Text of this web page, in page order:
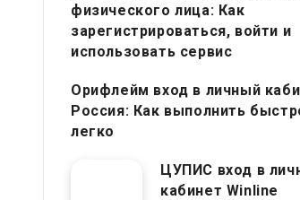
физического лица: Как
зарегистрироваться, войти и
использовать сервис
Орифлейм вход в личный
Россия: Как выполнить
легко
ЦУПИС вход в
кабинет Winline